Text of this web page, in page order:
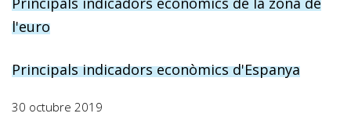
l'euro
Principals indicadors econòmics d'Espanya
30 octubre 2019